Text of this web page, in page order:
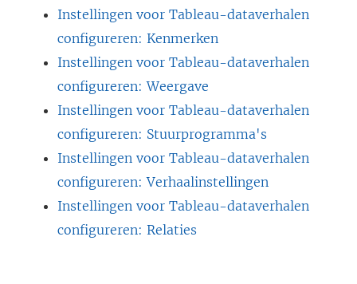
Instellingen voor Tableau-dataverhalen
configureren: Kenmerken
Instellingen voor Tableau-dataverhalen
configureren: Weergave
Instellingen voor Tableau-dataverhalen
configureren: Stuurprogramma's
Instellingen voor Tableau-dataverhalen
configureren: Verhaalinstellingen
Instellingen voor Tableau-dataverhalen
configureren: Relaties